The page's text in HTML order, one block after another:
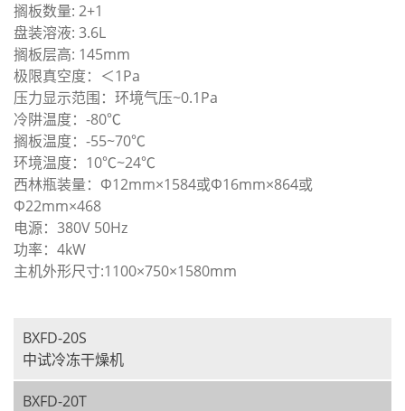
搁板数量: 2+1
盘装溶液: 3.6L
搁板层高: 145mm
极限真空度：＜1Pa
压力显示范围：环境气压~0.1Pa
冷阱温度：-80℃
搁板温度：-55~70℃
环境温度：10℃~24℃
西林瓶装量：Ф12mm×1584或Ф16mm×864或
Ф22mm×468
电源：380V 50Hz
功率：4kW
主机外形尺寸:1100×750×1580mm
BXFD-20S
中试冷冻干燥机
BXFD-20T